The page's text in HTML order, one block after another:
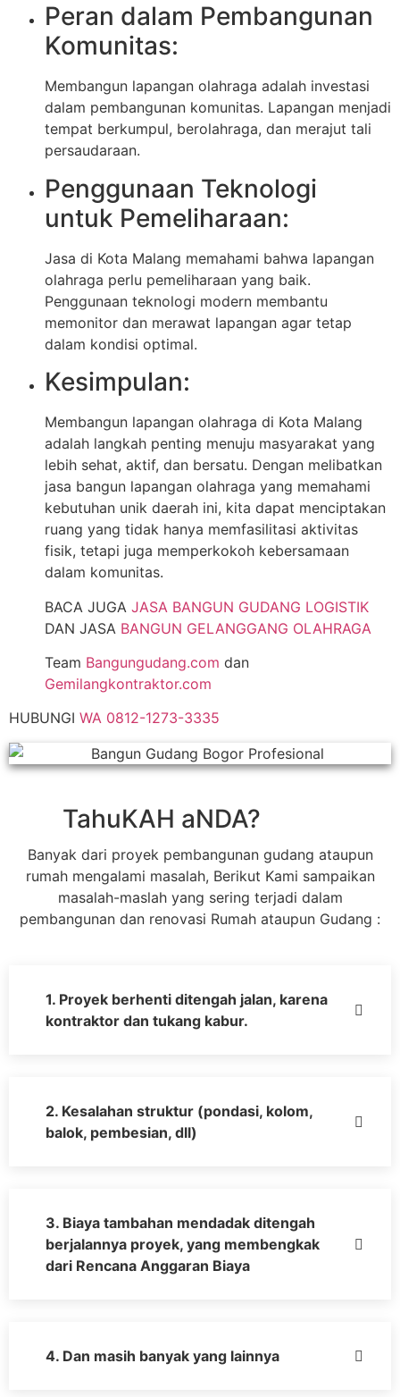
Peran dalam Pembangunan
Komunitas:
Membangun lapangan olahraga adalah investasi
dalam pembangunan komunitas. Lapangan menjadi
tempat berkumpul, berolahraga, dan merajut tali
persaudaraan.
Penggunaan Teknologi
untuk Pemeliharaan:
Jasa di Kota Malang memahami bahwa lapangan
olahraga perlu pemeliharaan yang baik.
Penggunaan teknologi modern membantu
memonitor dan merawat lapangan agar tetap
dalam kondisi optimal.
Kesimpulan:
Membangun lapangan olahraga di Kota Malang
adalah langkah penting menuju masyarakat yang
lebih sehat, aktif, dan bersatu. Dengan melibatkan
jasa bangun lapangan olahraga yang memahami
kebutuhan unik daerah ini, kita dapat menciptakan
ruang yang tidak hanya memfasilitasi aktivitas
fisik, tetapi juga memperkokoh kebersamaan
dalam komunitas.
BACA JUGA JASA BANGUN GUDANG LOGISTIK
DAN JASA BANGUN GELANGGANG OLAHRAGA
Team Bangungudang.com dan
Gemilangkontraktor.com
HUBUNGI WA 0812-1273-3335
TahuKAH aNDA?
Banyak dari proyek pembangunan gudang ataupun
rumah mengalami masalah, Berikut Kami sampaikan
masalah-maslah yang sering terjadi dalam
pembangunan dan renovasi Rumah ataupun Gudang :
1. Proyek berhenti ditengah jalan, karena
kontraktor dan tukang kabur.
2. Kesalahan struktur (pondasi, kolom,
balok, pembesian, dll)
3. Biaya tambahan mendadak ditengah
berjalannya proyek, yang membengkak
dari Rencana Anggaran Biaya
4. Dan masih banyak yang lainnya